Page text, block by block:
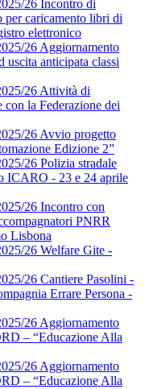
26 Incontro di
per caricamento libri di
elettronico
26 Aggiornamento
uscita anticipata classi
26 Attività di
la Federazione dei
26 Avvio progetto
Edizione 2”
26 Polizia stradale
ICARO - 23 e 24 aprile
26 Incontro con
PNRR
Lisbona
26 Welfare Gite -
26 Cantiere Pasolini -
Errare Persona -
26 Aggiornamento
– “Educazione Alla
26 Aggiornamento
– “Educazione Alla